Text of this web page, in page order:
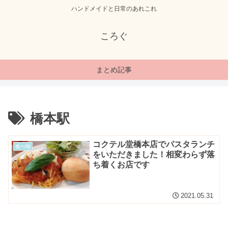
ハンドメイドと日常のあれこれ
ころぐ
まとめ記事
橋本駅
食べ物
コクテル堂橋本店でパスタランチ
をいただきました！相変わらず落
ち着くお店です
2021.05.31